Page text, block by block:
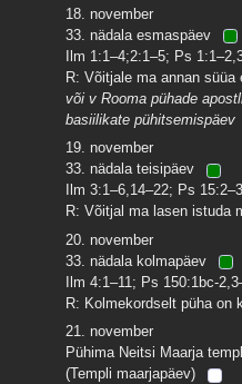
18. november
33. nädala esmaspäev
Ilm 1:1–4;2:1–5; Ps
R: Võitjale ma annan süüa
või v Rooma pühade
basiilikate pühitsemispäev
19. november
33. nädala teisipäev
Ilm 3:1–6,14–22; Ps
R: Võitjal ma lasen istuda
20. november
33. nädala kolmapäev
Ilm 4:1–11; Ps 150:1bc-
R: Kolmekordselt püha on
21. november
Pühima Neitsi Maarja
(Templi maarjapäev)